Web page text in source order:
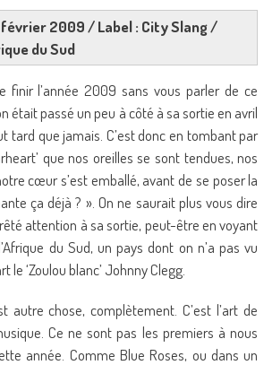
2009 / Label : City Slang /
du Sud
finir l’année 2009 sans vous parler de ce
était passé un peu à côté à sa sortie en avril
tard que jamais. C’est donc en tombant par
que nos oreilles se sont tendues, nos
cœur s’est emballé, avant de se poser la
ça déjà ? ». On ne saurait plus vous dire
attention à sa sortie, peut-être en voyant
du Sud, un pays dont on n’a pas vu
‘Zoulou blanc’ Johnny Clegg.
autre chose, complètement. C’est l’art de
Ce ne sont pas les premiers à nous
année. Comme Blue Roses, ou dans un